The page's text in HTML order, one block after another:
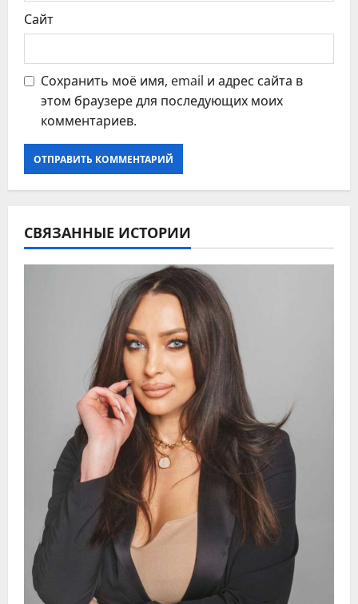
Сайт
Сохранить моё имя, email и адрес сайта в
этом браузере для последующих моих
комментариев.
СВЯЗАННЫЕ ИСТОРИИ